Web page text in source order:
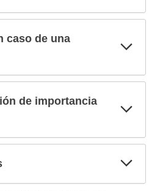
caso de una
de importancia